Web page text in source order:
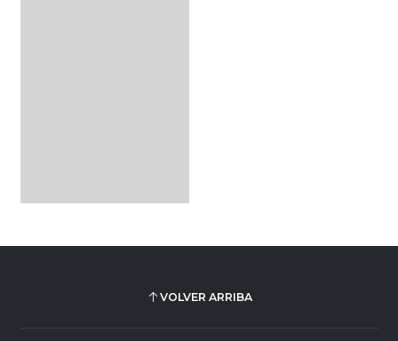
VOLVER ARRIBA